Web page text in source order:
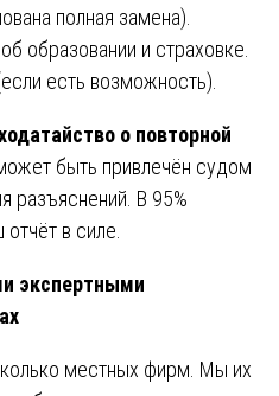
полная замена).
образовании и страховке.
есть возможность).
о повторной
быть привлечён судом
разъяснений. В 95%
в силе.
экспертными
местных фирм. Мы их